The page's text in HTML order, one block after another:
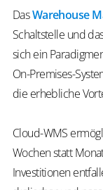
DasWarehouse
Schaltstelle und
sich ein
On-Premises-
die erhebliche
Cloud-WMS
Wochen statt
Investitionen